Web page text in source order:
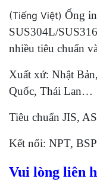
(Tiếng Việt) Ống
SUS304L/
nhiều tiêu chuẩn
Xuất xứ: Nhật
Quốc, Thái Lan…
Tiêu chuẩn JIS,
Kết nối: NPT,
Vui lòng liên